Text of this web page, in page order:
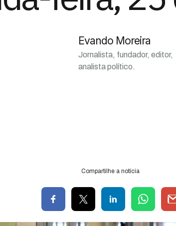
Evando Moreira
Jornalista, fundador, editor,
analista político.
Compartilhe a notícia